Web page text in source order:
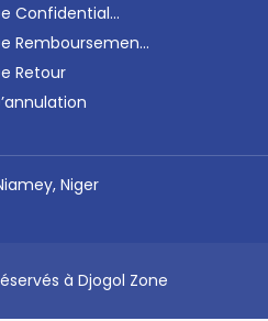
Confidential...
Remboursemen...
Retour
Niger
à Djogol Zone